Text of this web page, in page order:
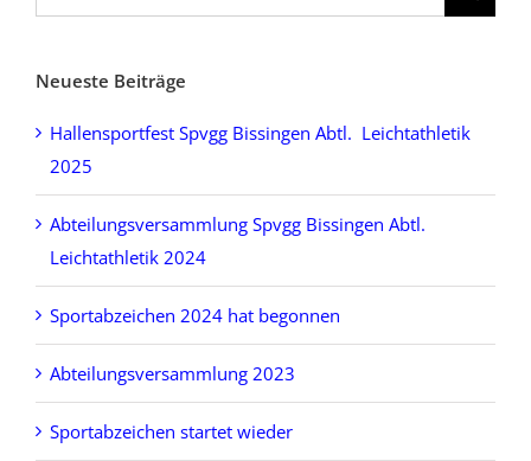
nach:
Neueste Beiträge
Hallensportfest Spvgg Bissingen Abtl. Leichtathletik
2025
Abteilungsversammlung Spvgg Bissingen Abtl.
Leichtathletik 2024
Sportabzeichen 2024 hat begonnen
Abteilungsversammlung 2023
Sportabzeichen startet wieder